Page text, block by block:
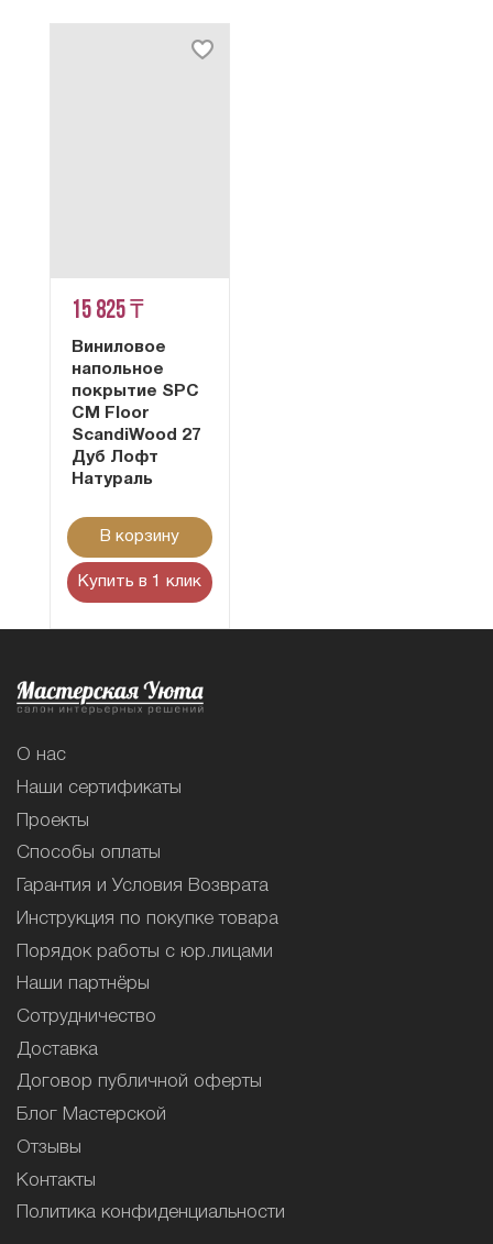
15 825 ₸
Виниловое
напольное
покрытие SPC
CM Floor
ScandiWood 27
Дуб Лофт
Натураль
В корзину
Купить в 1 клик
О нас
Наши сертификаты
Проекты
Способы оплаты
Гарантия и Условия Возврата
Инструкция по покупке товара
Порядок работы с юр.лицами
Наши партнёры
Сотрудничество
Доставка
Договор публичной оферты
Блог Мастерской
Отзывы
Контакты
Политика конфиденциальности